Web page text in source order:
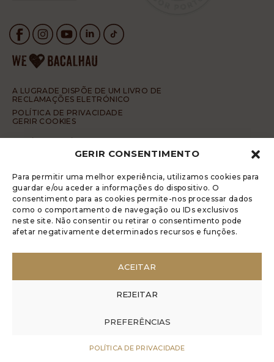
GERIR CONSENTIMENTO
Para permitir uma melhor experiência, utilizamos cookies para
guardar e/ou aceder a informações do dispositivo. O
consentimento para as cookies permite-nos processar dados
como o comportamento de navegação ou IDs exclusivos
neste site. Não consentir ou retirar o consentimento pode
afetar negativamente determinados recursos e funções.
ACEITAR
REJEITAR
PREFERÊNCIAS
POLÍTICA DE PRIVACIDADE
A LUGRADE DISPÕE DE UM LIVRO DE
RECLAMAÇÕES ELETRÓNICO
POLÍTICA DE PRIVACIDADE
GERIR COOKIES
CÓDIGO DE CONDUTA DA DENÚNCIA ANÓNIMA
© 2017 Rui Veríssimo Design